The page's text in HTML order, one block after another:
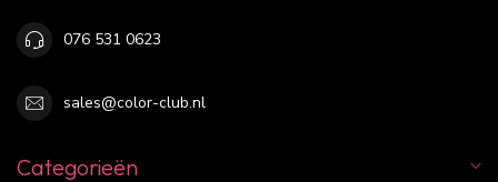
076 531 0623
sales@color-club.nl
Categorieën